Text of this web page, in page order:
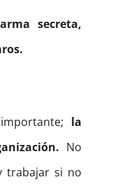
secreta,
la
No
trabajar si no